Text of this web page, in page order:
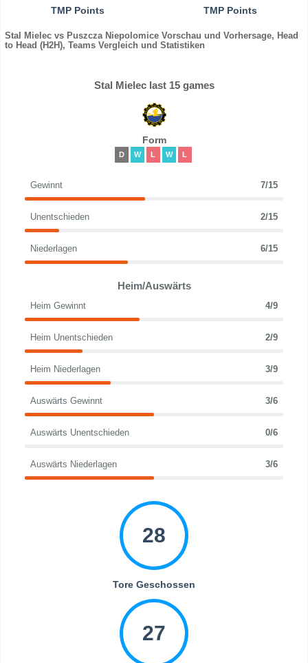
TMP Points TMP Points
Stal Mielec vs Puszcza Niepolomice Vorschau und Vorhersage, Head
to Head (H2H), Teams Vergleich und Statistiken
Stal Mielec last 15 games
Form
D W L W L
Gewinnt 7/15
Unentschieden 2/15
Niederlagen 6/15
Heim/Auswärts
Heim Gewinnt 4/9
Heim Unentschieden 2/9
Heim Niederlagen 3/9
Auswärts Gewinnt 3/6
Auswärts Unentschieden 0/6
Auswärts Niederlagen 3/6
28
Tore Geschossen
27